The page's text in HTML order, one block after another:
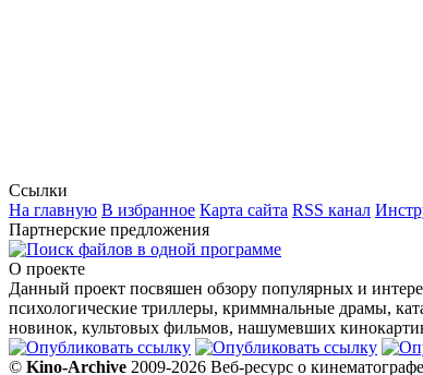
Ссылки
На главную В избранное Карта сайта RSS канал
Партнерские предложения
О проекте
Данный проект посвяшен обзору популярных и
психологические триллеры, криммнальные драмы,
новинок, культовых фильмов, нашумевших
© Kino-Archive 2009-2026 Веб-ресурс о